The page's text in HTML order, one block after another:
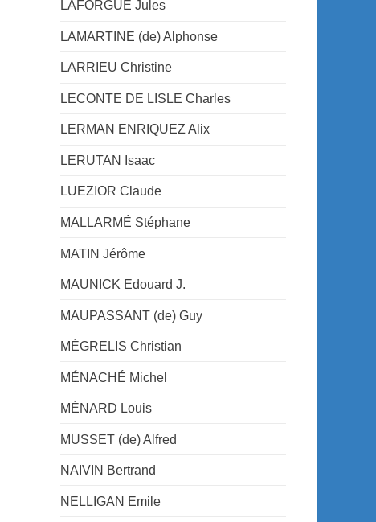
LAFORGUE Jules
LAMARTINE (de) Alphonse
LARRIEU Christine
LECONTE DE LISLE Charles
LERMAN ENRIQUEZ Alix
LERUTAN Isaac
LUEZIOR Claude
MALLARMÉ Stéphane
MATIN Jérôme
MAUNICK Edouard J.
MAUPASSANT (de) Guy
MÉGRELIS Christian
MÉNACHÉ Michel
MÉNARD Louis
MUSSET (de) Alfred
NAIVIN Bertrand
NELLIGAN Emile